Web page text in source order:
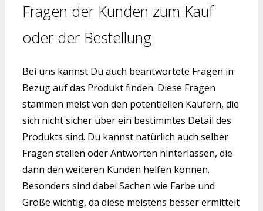
Fragen der Kunden zum Kauf
oder der Bestellung
Bei uns kannst Du auch beantwortete Fragen in
Bezug auf das Produkt finden. Diese Fragen
stammen meist von den potentiellen Käufern, die
sich nicht sicher über ein bestimmtes Detail des
Produkts sind. Du kannst natürlich auch selber
Fragen stellen oder Antworten hinterlassen, die
dann den weiteren Kunden helfen können.
Besonders sind dabei Sachen wie Farbe und
Größe wichtig, da diese meistens besser ermittelt